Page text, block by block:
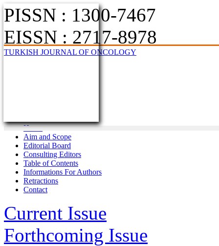
PISSN : 1300-7467
EISSN : 2717-8978
TURKISH JOURNAL OF ONCOLOGY
Home
Aim and Scope
Editorial Board
Consulting Editors
Table of Contents
Informations For Authors
Retractions
Contact
Current Issue
Forthcoming Issue